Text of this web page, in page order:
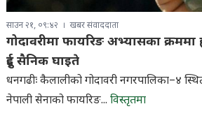
साउन २१, ०९:४२ खबर संवाददाता
गोदावरीमा फायरिङ अभ्यासका क्रममा
दुई सैनिक घाइते
धनगढीः कैलालीको गोदावरी नगरपालिका–४
नेपाली सेनाको फायरिङ... विस्तृतमा